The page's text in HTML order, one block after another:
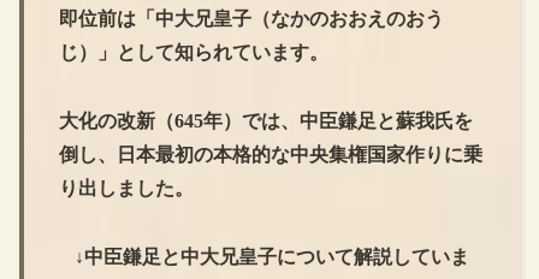
即位前は「中大兄皇子（なかのおおえのおう
じ）」として知られています。
大化の改新（645年）では、中臣鎌足と蘇我氏を
倒し、日本最初の本格的な中央集権国家作りに乗
り出しました。
↓中臣鎌足と中大兄皇子について解説していま